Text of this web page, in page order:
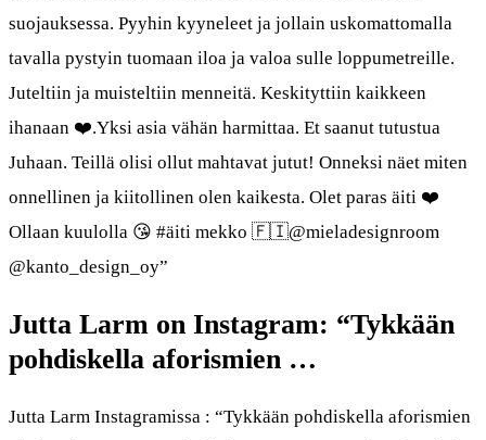
suojauksessa. Pyyhin kyyneleet ja jollain uskomattomalla
tavalla pystyin tuomaan iloa ja valoa sulle loppumetreille.
Juteltiin ja muisteltiin menneitä. Keskityttiin kaikkeen
ihanaan ❤️.Yksi asia vähän harmittaa. Et saanut tutustua
Juhaan. Teillä olisi ollut mahtavat jutut! Onneksi näet miten
onnellinen ja kiitollinen olen kaikesta. Olet paras äiti ❤️
Ollaan kuulolla 😘 #äiti mekko 🇫🇮@mieladesignroom
@kanto_design_oy”
Jutta Larm on Instagram: “Tykkään
pohdiskella aforismien …
Jutta Larm Instagramissa : “Tykkään pohdiskella aforismien